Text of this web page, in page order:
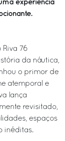
experiência
Riva 76
da náutica,
o primor de
atemporal e
lança
revisitado,
espaços
inéditas.